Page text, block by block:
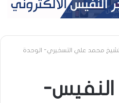
محمد علي التسخيري- الوحدة
النفيس-